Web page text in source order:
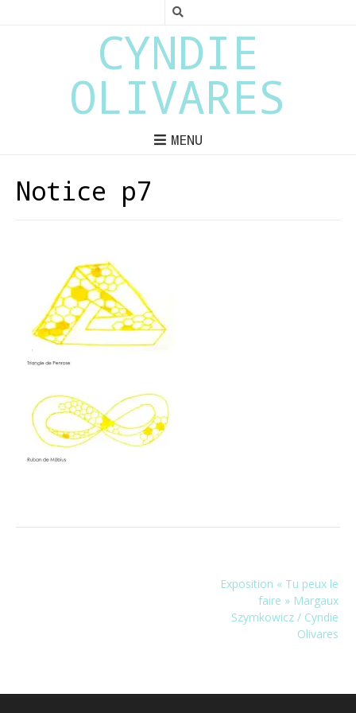
CYNDIE
OLIVARES
MENU
Notice p7
Exposition « Tu peux le
faire » Margaux
Szymkowicz / Cyndie
Olivares